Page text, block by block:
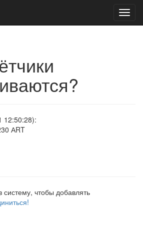
12:50:28):
АRT
систему, чтобы добавлять